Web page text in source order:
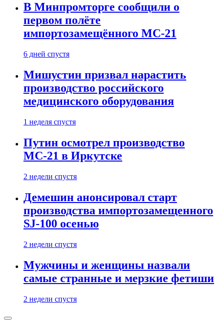
В Минпромторге сообщили о
первом полёте
импортозамещённого МС-21
6 дней спустя
Мишустин призвал нарастить
производство российского
медицинского оборудования
1 неделя спустя
Путин осмотрел производство
МС-21 в Иркутске
2 недели спустя
Демешин анонсировал старт
производства импортозамещенного
SJ-100 осенью
2 недели спустя
Мужчины и женщины назвали
самые странные и мерзкие фетиши
2 недели спустя